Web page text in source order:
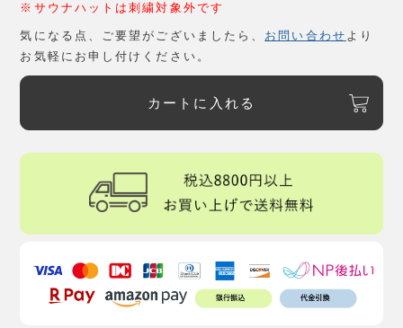
※サウナハットは刺繍対象外です
気になる点、ご要望がございましたら、 お問い合わせ より
お気軽にお申し付けください。
カートに入れる